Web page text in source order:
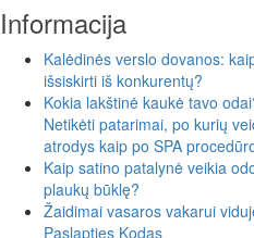
Informacija
Kalėdinės verslo dovanos:
išsiskirti iš konkurentų?
Kokia lakštinė kaukė tavo
Netikėti patarimai, po kurių
atrodys kaip po SPA
Kaip satino patalynė veikia
plaukų būklę?
Žaidimai vasaros vakarui
Paslapties Kodas